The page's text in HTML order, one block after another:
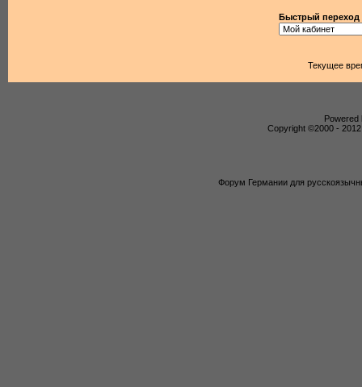
Быстрый переход
Текущее
Powered
Copyright ©2000 -
Форум Германии для